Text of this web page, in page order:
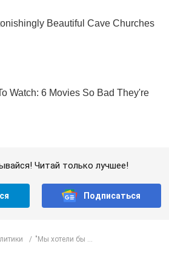
Читай только лучшее!
Подписаться
"Мы хотели бы ...